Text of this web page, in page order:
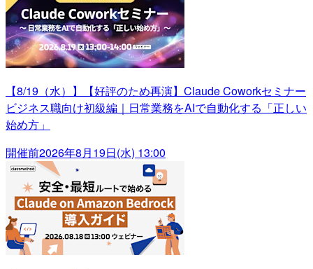
【8/19（水）】【好評のため再演】Claude Coworkセミナー
ビジネス職向け初級編｜日常業務をAIで自動化する「正しい
始め方」
開催前2026年8月19日(水) 13:00